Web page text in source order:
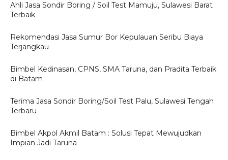
Ahli Jasa Sondir Boring / Soil Test Mamuju, Sulawesi Barat
Terbaik
Rekomendasi Jasa Sumur Bor Kepulauan Seribu Biaya
Terjangkau
Bimbel Kedinasan, CPNS, SMA Taruna, dan Pradita Terbaik
di Batam
Terima Jasa Sondir Boring/Soil Test Palu, Sulawesi Tengah
Terbaru
Bimbel Akpol Akmil Batam : Solusi Tepat Mewujudkan
Impian Jadi Taruna